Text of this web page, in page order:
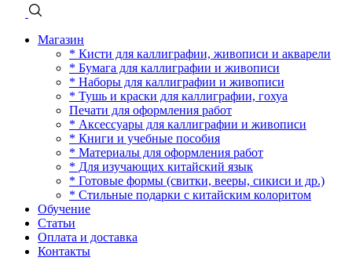
Магазин
* Кисти для каллиграфии, живописи и акварели
* Бумага для каллиграфии и живописи
* Наборы для каллиграфии и живописи
* Тушь и краски для каллиграфии, гохуа
Печати для оформления работ
* Аксессуары для каллиграфии и живописи
* Книги и учебные пособия
* Материалы для оформления работ
* Для изучающих китайский язык
* Готовые формы (свитки, вееры, сикиси и др.)
* Стильные подарки с китайским колоритом
Обучение
Статьи
Оплата и доставка
Контакты